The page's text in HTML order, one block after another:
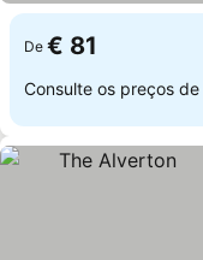
De € 81
Consulte os preços de